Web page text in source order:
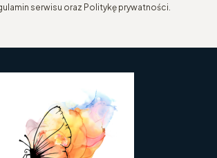
serwisu oraz Politykę prywatności.